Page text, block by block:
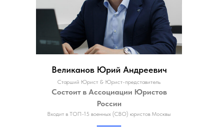
Великанов Юрий Андреевич
Старший Юрист & Юрист-представитель
Состоит в Ассоциации Юристов
России
Входит в ТОП-15 военных (СВО) юристов Москвы